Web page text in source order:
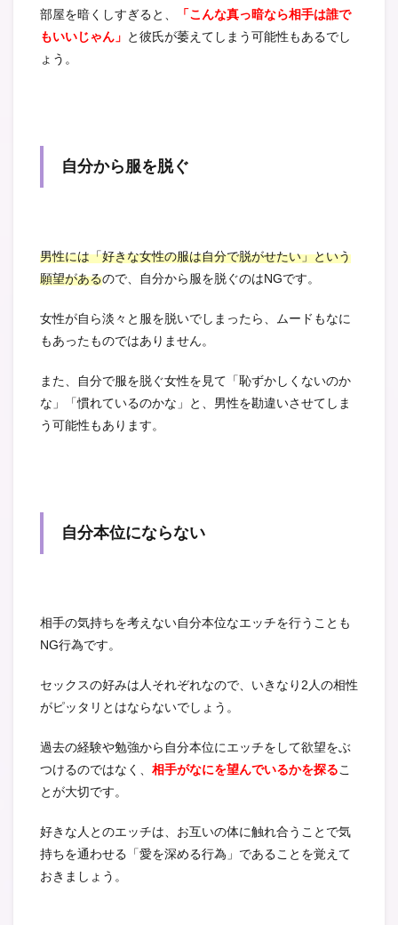
部屋を暗くしすぎると、
「こんな真っ暗なら相手は誰で
もいいじゃん」 と彼氏が萎えてしまう可能性もあるでし
ょう。
自分から服を脱ぐ
男性には「好きな女性の服は自分で脱がせたい」という
願望があるので、自分から服を脱ぐのはNGです。
女性が自ら淡々と服を脱いでしまったら、ムードもなに
もあったものではありません。
また、自分で服を脱ぐ女性を見て「恥ずかしくないのか
な」「慣れているのかな」と、男性を勘違いさせてしま
う可能性もあります。
自分本位にならない
相手の気持ちを考えない自分本位なエッチを行うことも
NG行為です。
セックスの好みは人それぞれなので、いきなり2人の相性
がピッタリとはならないでしょう。
過去の経験や勉強から自分本位にエッチをして欲望をぶ
つけるのではなく、 相手がなにを望んでいるかを探るこ
とが大切です。
好きな人とのエッチは、お互いの体に触れ合うことで気
持ちを通わせる「愛を深める行為」であることを覚えて
おきましょう。